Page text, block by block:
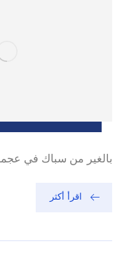
بالغير من سباك في
اقرأ أكثر